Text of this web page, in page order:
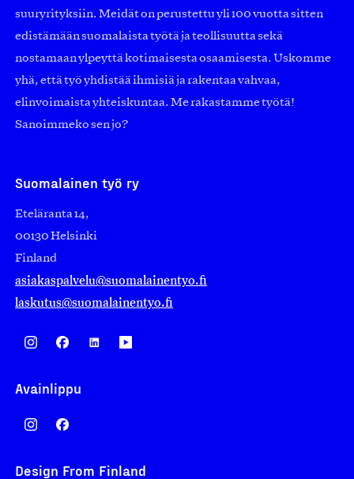
suuryrityksiin. Meidät on perustettu yli 100 vuotta sitten
edistämään suomalaista työtä ja teollisuutta sekä
nostamaan ylpeyttä kotimaisesta osaamisesta. Uskomme
yhä, että työ yhdistää ihmisiä ja rakentaa vahvaa,
elinvoimaista yhteiskuntaa. Me rakastamme työtä!
Sanoimmeko sen jo?
Suomalainen työ ry
Eteläranta 14,
00130 Helsinki
Finland
asiakaspalvelu@suomalainentyo.fi
laskutus@suomalainentyo.fi
Avainlippu
Design From Finland